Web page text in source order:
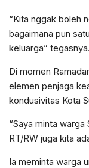
“Kita nggak boleh
bagaimana pun
keluarga” tegasnya.
Di momen
elemen penjaga
kondusivitas Kota
“Saya minta warga
RT/RW juga kita
Ia meminta warga